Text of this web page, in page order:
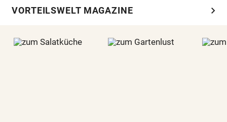
VORTEILSWELT MAGAZINE chevron_right